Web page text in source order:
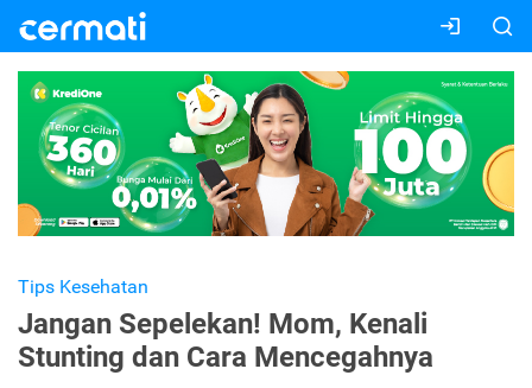
Tips Kesehatan
Jangan Sepelekan! Mom, Kenali
Stunting dan Cara Mencegahnya